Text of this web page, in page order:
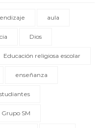
aula
Dios
Educación religiosa escolar
enseñanza
Grupo SM